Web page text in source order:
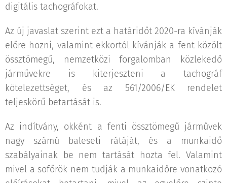
digitális tachográfokat.
Az új javaslat szerint ezt a határidőt 2020-ra kívánják
előre hozni, valamint ekkortól kívánják a fent közölt
össztömegű, nemzetközi forgalomban közlekedő
járművekre is kiterjeszteni a tachográf
kötelezettséget, és az 561/2006/EK rendelet
teljeskörű betartását is.
Az indítvány, okként a fenti össztömegű járművek
nagy számú baleseti rátáját, és a munkaidő
szabályainak be nem tartását hozta fel. Valamint
mivel a sofőrök nem tudják a munkaidőre vonatkozó